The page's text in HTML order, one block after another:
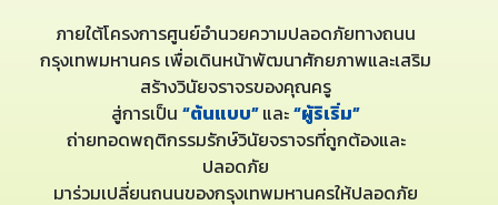
ภายใต้โครงการศูนย์อำนวยความปลอดภัยทางถนน
กรุงเทพมหานคร เพื่อเดินหน้าพัฒนาศักยภาพและเสริม
สร้างวินัยจราจรของคุณครู
สู่การเป็น “ต้นแบบ”และ“ผู้ริเริ่ม”
ถ่ายทอดพฤติกรรมรักษ์วินัยจราจรที่ถูกต้องและ
ปลอดภัย
มาร่วมเปลี่ยนถนนของกรุงเทพมหานครให้ปลอดภัย